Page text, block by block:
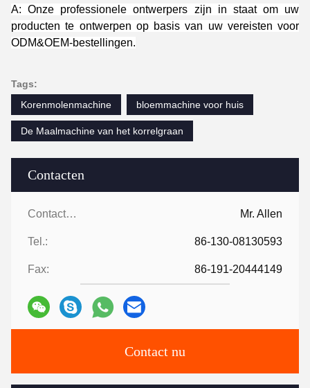
Contacten
Contacten: Mr. Allen
Tel.: 86-130-08130593
Fax: 86-191-20444149
Contact nu
A: Onze professionele ontwerpers zijn in staat om uw
producten te ontwerpen op basis van uw vereisten voor
ODM&OEM-bestellingen.
Tags:
Korenmolenmachine
bloemmachine voor huis
De Maalmachine van het korrelgraan